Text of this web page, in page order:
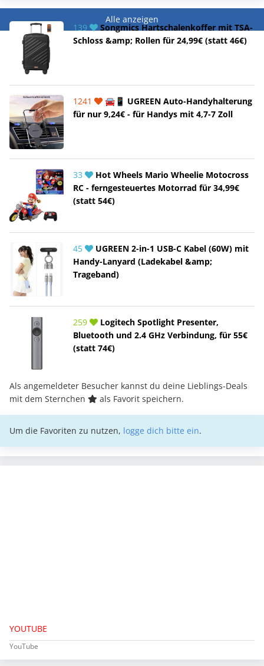
Alle anzeigen
139
Songmics Hartschalenkoffer mit TSA-
Schloss &amp; Rollen für 24,99€ (statt 46€)
1241
🚘📱 UGREEN Auto-Handyhalterung
für nur 9,24€ - für Handys mit 4,7-7 Zoll
33
Hot Wheels Mario Wheelie Motocross
RC - ferngesteuertes Motorrad für 34,99€
(statt 54€)
45
UGREEN 2-in-1 USB-C Kabel (60W) mit
Handy-Lanyard (Ladekabel &amp;
Trageband)
259
Logitech Spotlight Presenter,
Bluetooth und 2.4 GHz Verbindung, für 55€
(statt 74€)
Als angemeldeter Besucher kannst du deine Lieblings-Deals
mit dem Sternchen
als Favorit speichern.
Um die Favoriten zu nutzen, logge dich bitte ein.
YOUTUBE
YouTube